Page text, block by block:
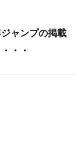
ャンプの掲載
・・